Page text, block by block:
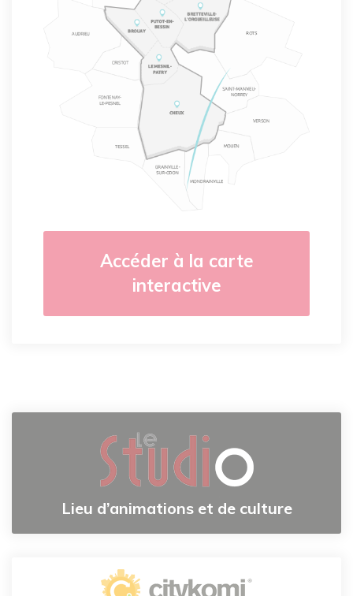
Accéder à la carte
interactive
Lieu d’animations et de culture